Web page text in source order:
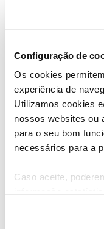
Configuração de
Os cookies
experiência de
Utilizamos cookies
nossos websites ou
para o seu bom
necessários para a
Caso aceite,
funcionalidades
Asse o grão-de-
estaladiço,
cozedura.
4)Numa tigela
pimenta de Caiena e
misture com o grão
*Utilize
doce assada,